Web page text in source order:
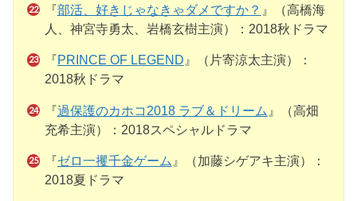
『部活、好きじゃなきゃダメですか？ 』（高橋海
人、神宮寺勇太、岩橋玄樹主演）：2018秋ドラマ
『PRINCE OF LEGEND 』（片寄涼太主演）：
2018秋ドラマ
『過保護のカホコ2018 ラブ＆ドリーム 』（高畑
充希主演）：2018スペシャルドラマ
『ゼロ一攫千金ゲーム 』（加藤シゲアキ主演）：
2018夏ドラマ